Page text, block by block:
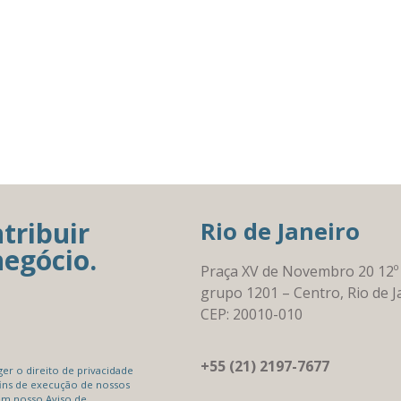
o direito de privacidade
de execução de nossos
Rio de Janeiro
Praça XV de Novembro 20
grupo 1201 – Centro, Rio de
CEP: 20010-010
+55 (21) 2197-7677